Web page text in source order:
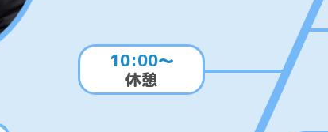
10:00～
休憩